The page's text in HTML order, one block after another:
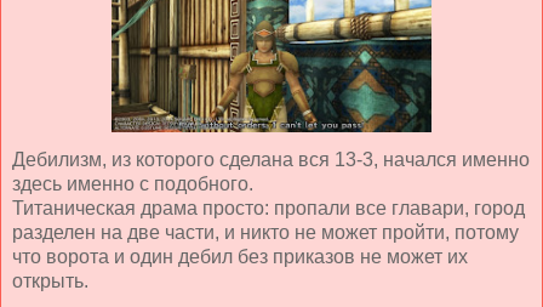
Дебилизм, из которого сделана вся 13-3, начался именно
здесь именно с подобного.
Титаническая драма просто: пропали все главари, город
разделен на две части, и никто не может пройти, потому
что ворота и один дебил без приказов не может их
открыть.